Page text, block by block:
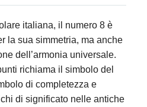
italiana, il numero 8 è
la sua simmetria, ma anche
dell’armonia universale.
richiama il simbolo del
di completezza e
di significato nelle antiche